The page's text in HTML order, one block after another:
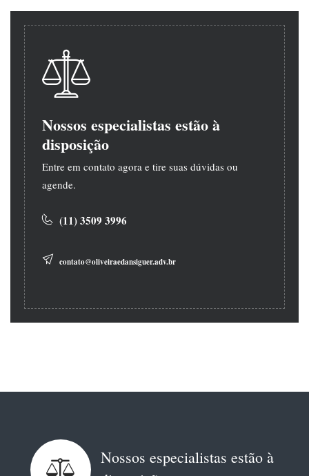
Nossos especialistas estão à
disposição
Entre em contato agora e tire suas dúvidas ou
agende.
(11) 3509 3996
contato@oliveiraedansiguer.adv.br
Nossos especialistas estão à